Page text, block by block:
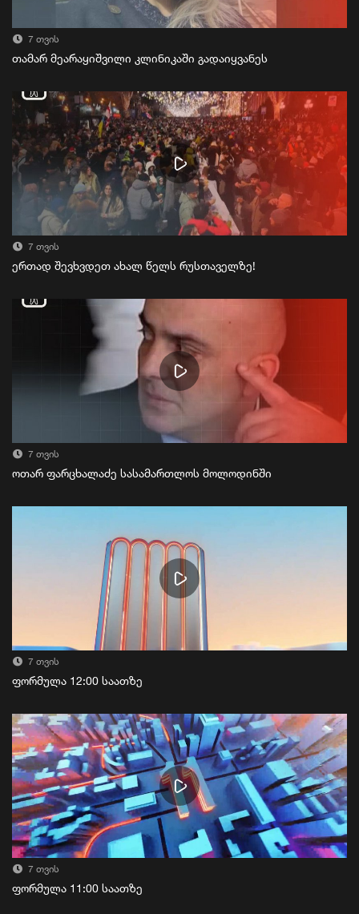
7 თვის
თამარ მეარაყიშვილი კლინიკაში გადაიყვანეს
7 თვის
ერთად შევხვდეთ ახალ წელს რუსთაველზე!
7 თვის
ოთარ ფარცხალაძე სასამართლოს მოლოდინში
7 თვის
ფორმულა 12:00 საათზე
7 თვის
ფორმულა 11:00 საათზე